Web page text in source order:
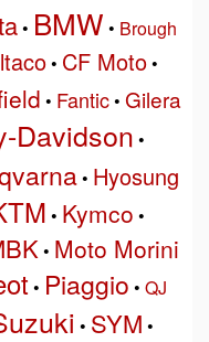
• BMW • Brough
• CF Moto•
• Fantic• Gilera
Davidson •
• Hyosung
• Kymco •
• Moto Morini
• Piaggio • QJ
• SYM •